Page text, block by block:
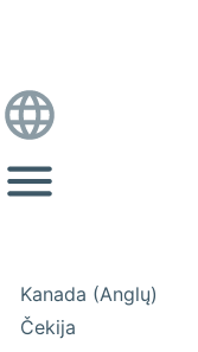
Kanada (Anglų)
Čekija